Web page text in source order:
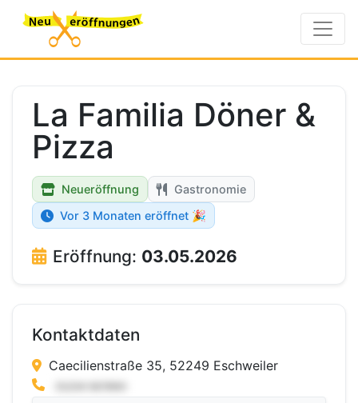
La Familia Döner &
Pizza
Neueröffnung
Gastronomie
Vor 3 Monaten eröffnet 🎉
Eröffnung: 03.05.2026
Kontaktdaten
Caecilienstraße 35, 52249 Eschweiler